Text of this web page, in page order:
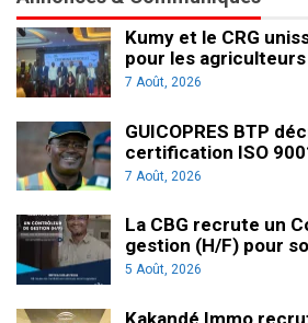
Kumy et le CRG
pour les agriculteurs
7 Août, 2026
GUICOPRES BTP
certification ISO
7 Août, 2026
La CBG recrute un
gestion (H/F) pour
5 Août, 2026
Kakandé Immo